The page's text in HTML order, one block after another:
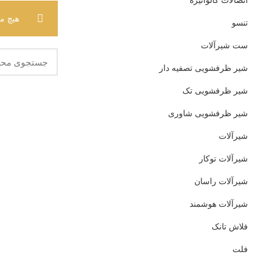
تنسو
ست شیرآلات
شیر ظرفشویی تصفیه دار
شیر ظرفشویی تک
شیر ظرفشویی شاوری
شیرآلات
شیرآلات توکار
شیرآلات راسان
شیرآلات هوشمند
فلاش تانک
فلت
هیچ